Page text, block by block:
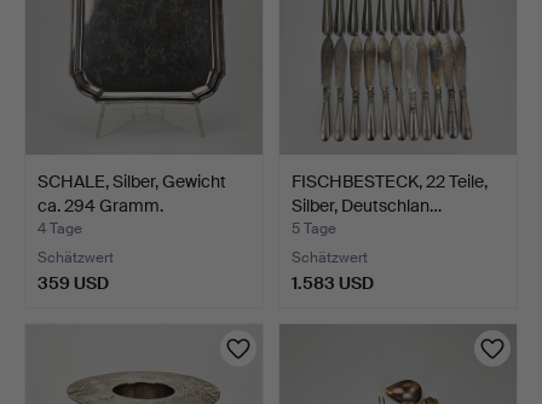
SCHALE, Silber, Gewicht
ca. 294 Gramm.
4 Tage
Schätzwert
359 USD
FISCHBESTECK, 22 Teile,
Silber, Deutschlan…
5 Tage
Schätzwert
1.583 USD